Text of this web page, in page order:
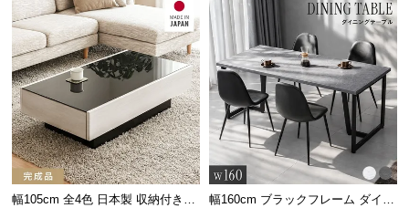
お
知
ら
せ
ブ
グ幅105cm 全4色 日本製 収納付きセ
幅160cm ブラックフレーム ダイニ